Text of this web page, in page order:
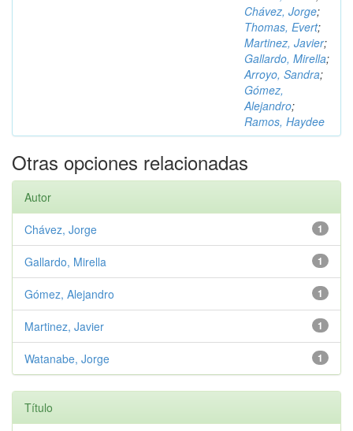
Chávez, Jorge;
Thomas, Evert;
Martinez, Javier;
Gallardo, Mirella;
Arroyo, Sandra;
Gómez,
Alejandro;
Ramos, Haydee
Otras opciones relacionadas
Autor
1
Chávez, Jorge
1
Gallardo, Mirella
1
Gómez, Alejandro
1
Martinez, Javier
1
Watanabe, Jorge
Título